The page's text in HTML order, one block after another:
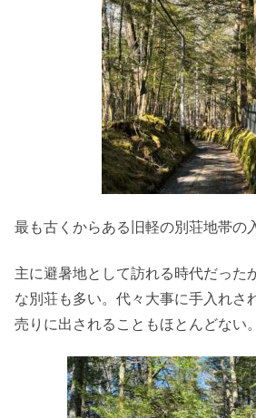
最も古くからある旧軽の別荘地帯の
主に避暑地として訪れる時代だった
な別荘も多い。代々大事に手入れさ
売りに出されることもほとんどない。